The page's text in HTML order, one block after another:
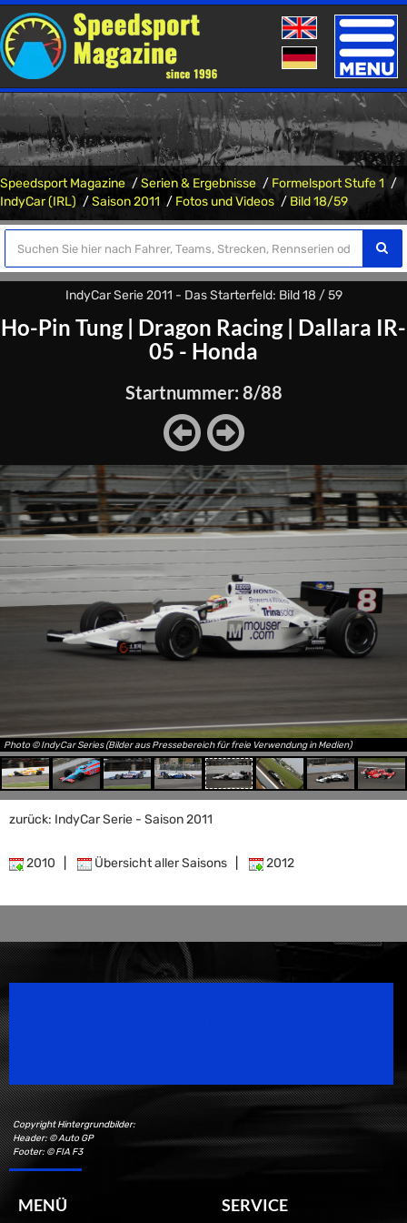
Toggle
Speedsport Magazine Serien & Ergebnisse
Formelsport Stufe 1
IndyCar (IRL)
Saison 2011 Fotos und Videos Bild 18/59
IndyCar Serie 2011 - Das Starterfeld: Bild 18 / 59
Ho-Pin Tung| Dragon Racing| Dallara IR-
05 - Honda
Startnummer: 8/88
Photo © IndyCar Series (Bilder aus Pressebereich für freie Verwendung in Medien)
zurück: IndyCar Serie - Saison 2011
2010 Übersicht aller Saisons 2012
Copyright Hintergrundbilder:
Header: © Auto GP
Footer: © FIA F3
MENÜ SERVICE